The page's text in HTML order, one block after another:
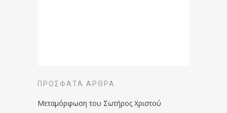
ΠΡΌΣΦΑΤΑ ΆΡΘΡΑ
Μεταμόρφωση του Σωτήρος Χριστού